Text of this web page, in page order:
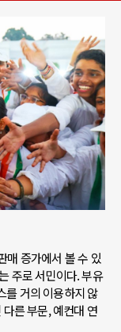
매 증가에서 볼 수 있
주로 서민이다. 부유
를 거의 이용하지 않
른 부문, 예컨대 연